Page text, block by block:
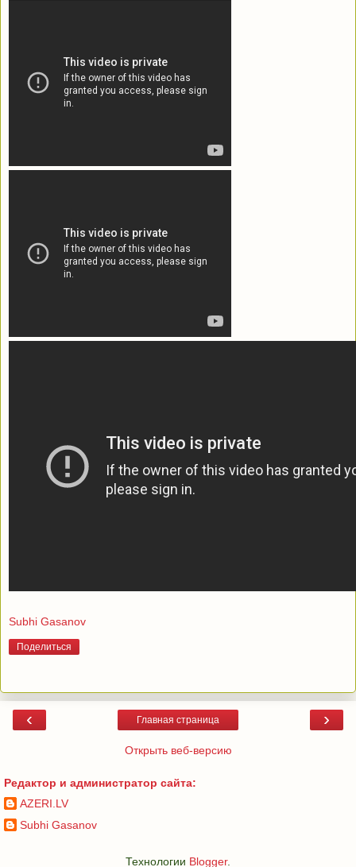
Subhi Gasanov
Поделиться
‹ ›
Главная страница
Открыть веб-версию
Редактор и администратор сайта:
AZERI.LV
Subhi Gasanov
Технологии Blogger.